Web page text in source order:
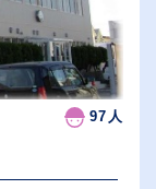
97人